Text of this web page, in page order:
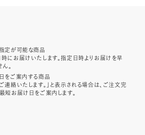
定が可能な商品
にお届けいたします。指定日時よりお届けを早
。
をご案内する商品
連絡いたします。」と表示される場合は、ご注文完
短お届け日をご案内します。